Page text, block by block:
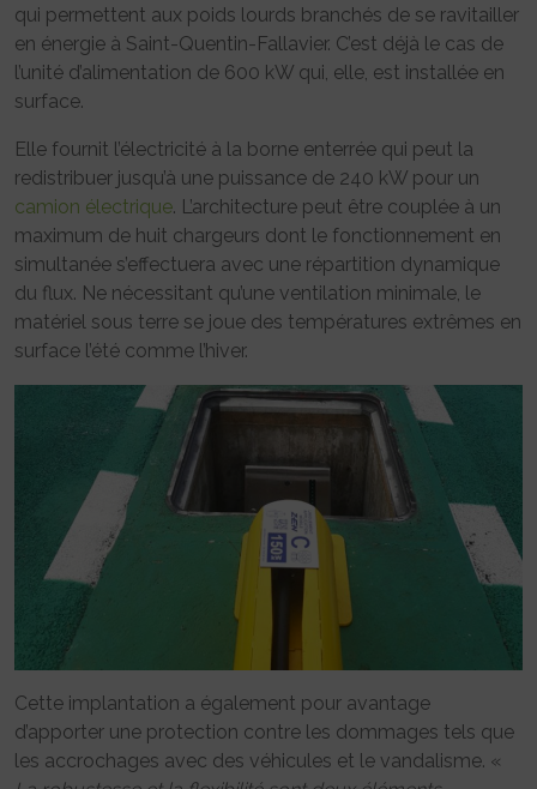
qui permettent aux poids lourds branchés de se ravitailler
en énergie à Saint-Quentin-Fallavier. C’est déjà le cas de
l’unité d’alimentation de 600 kW qui, elle, est installée en
surface.
Elle fournit l’électricité à la borne enterrée qui peut la
redistribuer jusqu’à une puissance de 240 kW pour un
camion électrique. L’architecture peut être couplée à un
maximum de huit chargeurs dont le fonctionnement en
simultanée s’effectuera avec une répartition dynamique
du flux. Ne nécessitant qu’une ventilation minimale, le
matériel sous terre se joue des températures extrêmes en
surface l’été comme l’hiver.
Cette implantation a également pour avantage
d’apporter une protection contre les dommages tels que
les accrochages avec des véhicules et le vandalisme. «